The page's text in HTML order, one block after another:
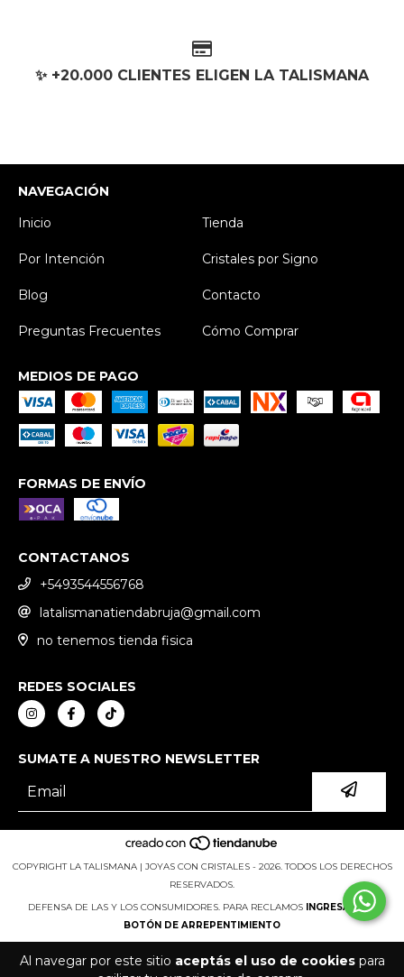
Al navegar por este sitio aceptás el uso de cookiespara
✨ +20.000 CLIENTES ELIGEN LA TALISMANA
NAVEGACIÓN
Inicio
Tienda
Por Intención Cristales por Signo
Blog Contacto
Preguntas Frecuentes Cómo Comprar
MEDIOS DE PAGO
FORMAS DE ENVÍO
CONTACTANOS
+5493544556768
latalismanatiendabruja@gmail.com
no tenemos tienda fisica
REDES SOCIALES
SUMATE A NUESTRO NEWSLETTER
COPYRIGHT LA TALISMANA | JOYAS CON CRISTALES - 2026. TODOS LOS DERECHOS
RESERVADOS.
DEFENSA DE LAS Y LOS CONSUMIDORES. PARA RECLAMOS
INGRESÁ ACÁ.
BOTÓN DE ARREPENTIMIENTO